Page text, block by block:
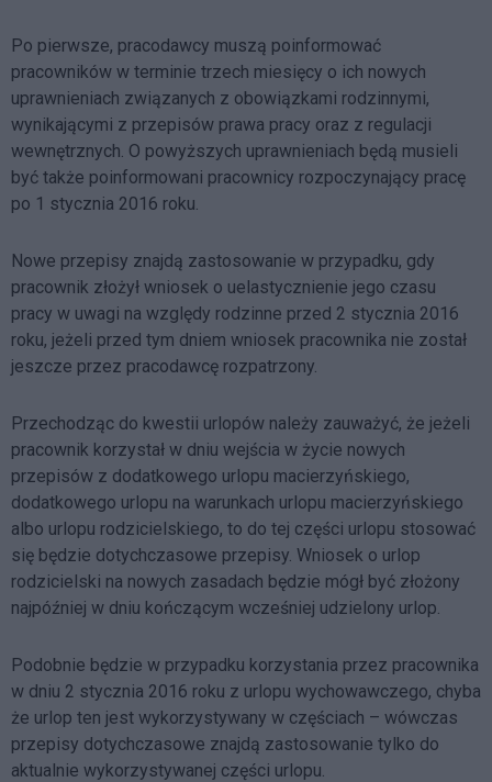
Po pierwsze, pracodawcy muszą poinformować
pracowników w terminie trzech miesięcy o ich nowych
uprawnieniach związanych z obowiązkami rodzinnymi,
wynikającymi z przepisów prawa pracy oraz z regulacji
wewnętrznych. O powyższych uprawnieniach będą musieli
być także poinformowani pracownicy rozpoczynający pracę
po 1 stycznia 2016 roku.
Nowe przepisy znajdą zastosowanie w przypadku, gdy
pracownik złożył wniosek o uelastycznienie jego czasu
pracy w uwagi na względy rodzinne przed 2 stycznia 2016
roku, jeżeli przed tym dniem wniosek pracownika nie został
jeszcze przez pracodawcę rozpatrzony.
Przechodząc do kwestii urlopów należy zauważyć, że jeżeli
pracownik korzystał w dniu wejścia w życie nowych
przepisów z dodatkowego urlopu macierzyńskiego,
dodatkowego urlopu na warunkach urlopu macierzyńskiego
albo urlopu rodzicielskiego, to do tej części urlopu stosować
się będzie dotychczasowe przepisy. Wniosek o urlop
rodzicielski na nowych zasadach będzie mógł być złożony
najpóźniej w dniu kończącym wcześniej udzielony urlop.
Podobnie będzie w przypadku korzystania przez pracownika
w dniu 2 stycznia 2016 roku z urlopu wychowawczego, chyba
że urlop ten jest wykorzystywany w częściach – wówczas
przepisy dotychczasowe znajdą zastosowanie tylko do
aktualnie wykorzystywanej części urlopu.